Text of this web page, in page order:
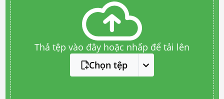
Thả tệp vào đây hoặc nhấp để tải lên
Chọn tệp